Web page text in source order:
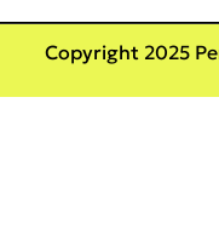
Copyright 2025